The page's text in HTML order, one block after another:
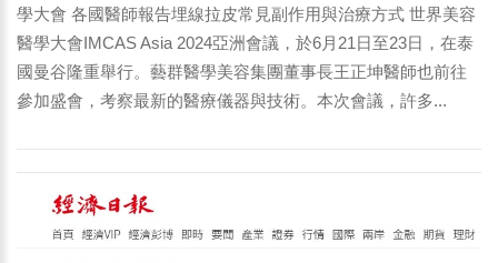
學大會 各國醫師報告埋線拉皮常見副作用與治療方式 世界美容
醫學大會IMCAS Asia 2024亞洲會議，於6月21日至23日，在泰
國曼谷隆重舉行。藝群醫學美容集團董事長王正坤醫師也前往
參加盛會，考察最新的醫療儀器與技術。本次會議，許多...